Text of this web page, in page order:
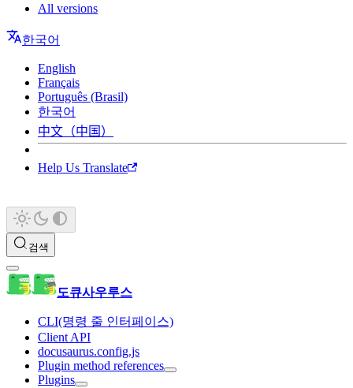
All versions
한국어
English
Français
Português (Brasil)
한국어
中文（中国）
Help Us Translate
검색
도큐사우루스
CLI(명령 줄 인터페이스)
Client API
docusaurus.config.js
Plugin method references
Plugins